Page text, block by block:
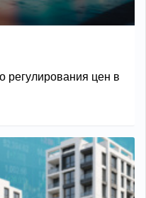
регулирования цен в